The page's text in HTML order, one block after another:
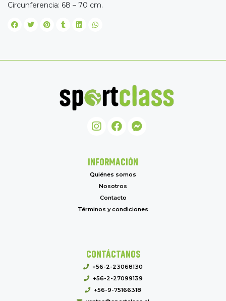
Circunferencia: 68 – 70 cm.
INFORMACIÓN
Quiénes somos
Nosotros
Contacto
Términos y condiciones
CONTÁCTANOS
+56-2-23068130
+56-2-27099139
+56-9-75166318